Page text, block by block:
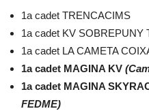
1a cadet TRENCACIMS
1a cadet KV SOBREPUNY
1a cadet LA CAMETA
1a cadet MAGINA KV
1a cadet MAGINA
FEDME)